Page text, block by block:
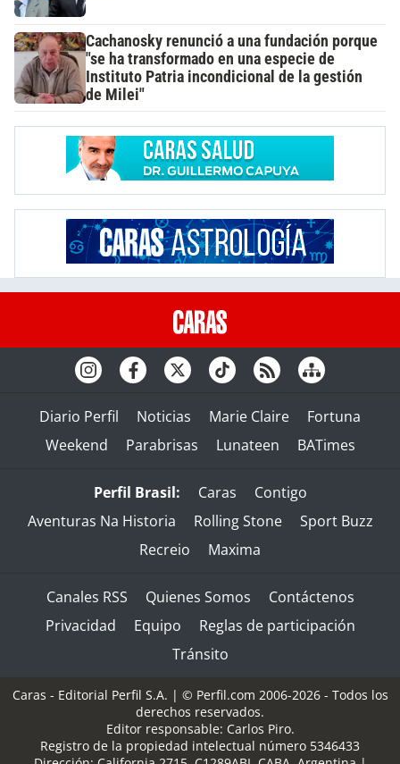
Cachanosky renunció a una fundación porque
"se ha transformado en una especie de
Instituto Patria incondicional de la gestión
de Milei"
Diario Perfil Noticias Marie Claire
Fortuna
Weekend
Parabrisas Lunateen BATimes
Perfil Brasil: Caras
Contigo
Aventuras Na Historia
Rolling Stone
Sport Buzz
Recreio
Maxima
Canales RSS Quienes Somos
Contáctenos
Privacidad
Equipo
Reglas de participación
Tránsito
Caras - Editorial Perfil S.A. | © Perfil.com 2006-2026 - Todos los
derechos reservados.
Editor responsable: Carlos Piro.
Registro de la propiedad intelectual número 5346433